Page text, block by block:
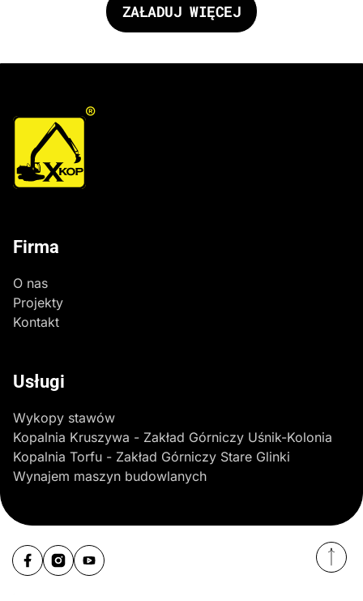
ZAŁADUJ WIĘCEJ
®
Firma
O nas
Projekty
Kontakt
Usługi
Wykopy stawów
Kopalnia Kruszywa - Zakład Górniczy Uśnik-Kolonia
Kopalnia Torfu - Zakład Górniczy Stare Glinki
Wynajem maszyn budowlanych